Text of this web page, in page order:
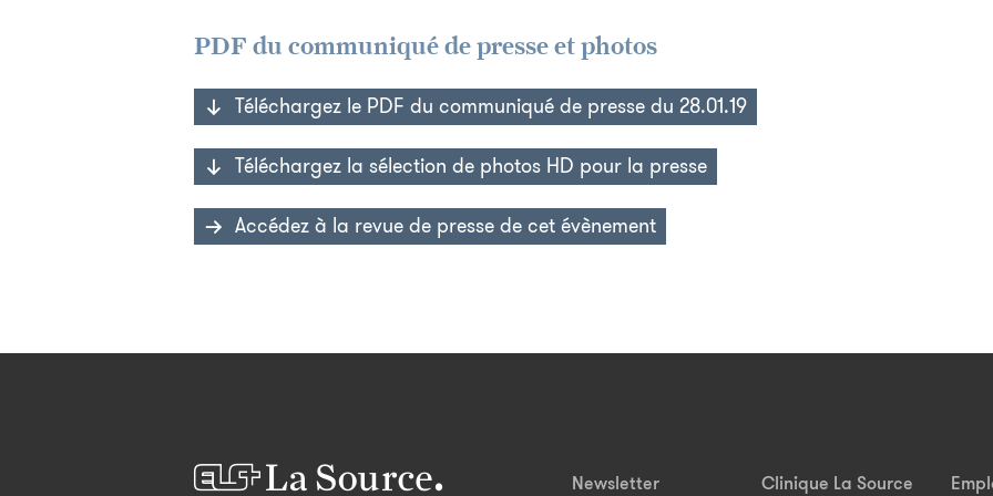
PDF du communiqué de presse et photos
Téléchargez le PDF du communiqué de presse du 28.01.19
Téléchargez la sélection de photos HD pour la presse
Accédez à la revue de presse de cet évènement
Newsletter Clinique La Source